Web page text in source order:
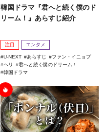
韓国ドラマ『君へと続く僕のド
リーム！』あらすじ紹介
注目 エンタメ
U-NEXT あらすじ
ファン・イニョプ
ヘリ
君へと続く僕のドリーム！
韓国ドラマ